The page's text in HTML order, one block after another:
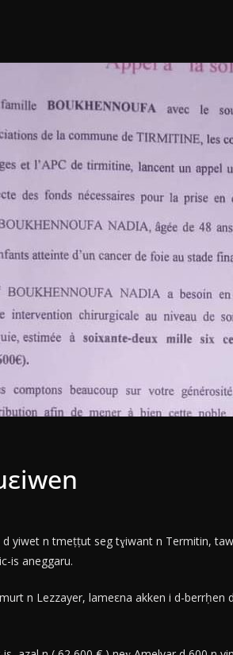
yiwet n tmeṭṭut seg tɣiwant n Termitin,
is aneggaru.
n Lezzayer, lameεna akken i d-